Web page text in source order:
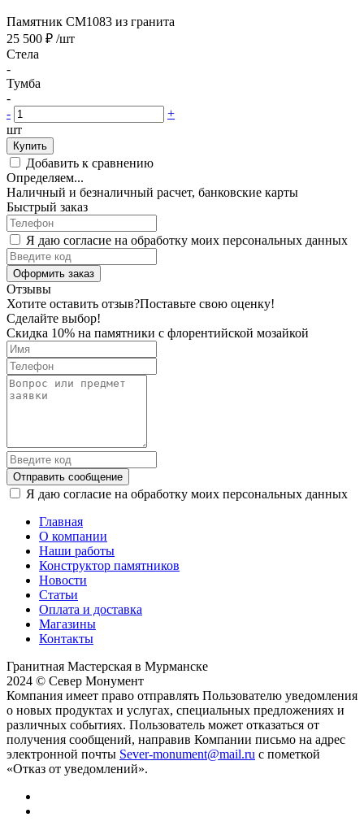
Памятник CM1083 из гранита
25 500 ₽ /шт
Стела
-
Тумба
-
-
+
шт
Купить
Добавить к сравнению
Определяем...
Наличный и безналичный расчет, банковские карты
Быстрый заказ
Я даю согласие на обработку моих персональных данных
Оформить заказ
Отзывы
Хотите оставить отзыв?Поставьте свою оценку!
Сделайте выбор!
Скидка 10% на памятники с флорентийской мозайкой
Отправить сообщение
Я даю согласие на обработку моих персональных данных
Главная
О компании
Наши работы
Конструктор памятников
Новости
Статьи
Оплата и доставка
Магазины
Контакты
Гранитная Мастерская в Мурманске
2024 © Север Монумент
Компания имеет право отправлять Пользователю уведомления
о новых продуктах и услугах, специальных предложениях и
различных событиях. Пользователь может отказаться от
получения сообщений, направив Компании письмо на адрес
электронной почты Sever-monument@mail.ru с пометкой
«Отказ от уведомлений».